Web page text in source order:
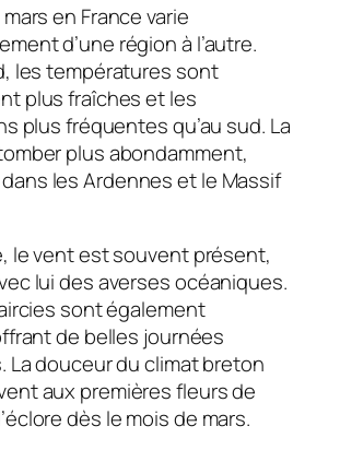
en France varie
d’une région à l’autre.
les températures sont
plus fraîches et les
plus fréquentes qu’au sud. La
plus abondamment,
les Ardennes et le Massif
le vent est souvent présent,
lui des averses océaniques.
sont également
de belles journées
La douceur du climat breton
aux premières fleurs de
dès le mois de mars.